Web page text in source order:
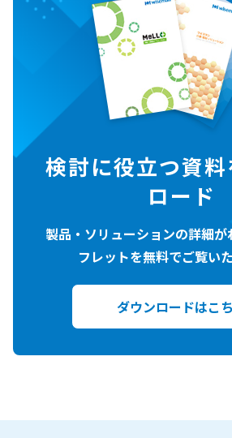
検討に役立つ資
ロード
製品・ソリューションの詳細
フレットを無料でご覧い
ダウンロードはこ